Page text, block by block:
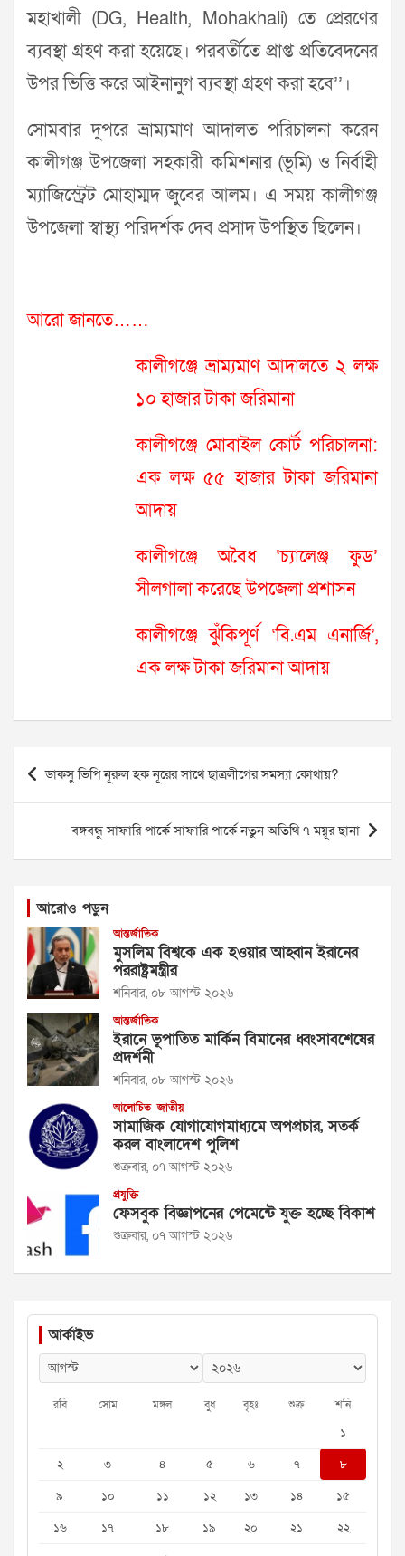
মহাখালী (DG, Health, Mohakhali) তে প্রেরণের
ব্যবস্থা গ্রহণ করা হয়েছে। পরবর্তীতে প্রাপ্ত প্রতিবেদনের
উপর ভিত্তি করে আইনানুগ ব্যবস্থা গ্রহণ করা হবে’’।
সোমবার দুপরে ভ্রাম্যমাণ আদালত পরিচালনা করেন
কালীগঞ্জ উপজেলা সহকারী কমিশনার (ভূমি) ও নির্বাহী
ম্যাজিস্ট্রেট মোহাম্মদ জুবের আলম। এ সময় কালীগঞ্জ
উপজেলা স্বাস্থ্য পরিদর্শক দেব প্রসাদ উপস্থিত ছিলেন।
আরো জানতে……
কালীগঞ্জে ভ্রাম্যমাণ আদালতে ২ লক্ষ
১০ হাজার টাকা জরিমানা
কালীগঞ্জে মোবাইল কোর্ট পরিচালনা:
এক লক্ষ ৫৫ হাজার টাকা জরিমানা
আদায়
কালীগঞ্জে অবৈধ ‘চ্যালেঞ্জ ফুড’
সীলগালা করেছে উপজেলা প্রশাসন
কালীগঞ্জে ঝুঁকিপূর্ণ ‘বি.এম এনার্জি’,
এক লক্ষ টাকা জরিমানা আদায়
Post
navigation
ডাকসু ভিপি নূরুল হক নূরের সাথে ছাত্রলীগের সমস্যা কোথায়?
বঙ্গবন্ধু সাফারি পার্কে সাফারি পার্কে নতুন অতিথি ৭ ময়ূর ছানা
আরোও পড়ুন
আন্তর্জাতিক
মুসলিম বিশ্বকে এক হওয়ার আহ্বান ইরানের
পররাষ্ট্রমন্ত্রীর
শনিবার, ০৮ আগস্ট ২০২৬
আন্তর্জাতিক
ইরানে ভূপাতিত মার্কিন বিমানের ধ্বংসাবশেষের
প্রদর্শনী
শনিবার, ০৮ আগস্ট ২০২৬
আলোচিত জাতীয়
সামাজিক যোগাযোগমাধ্যমে অপপ্রচার, সতর্ক
করল বাংলাদেশ পুলিশ
শুক্রবার, ০৭ আগস্ট ২০২৬
প্রযুক্তি
ফেসবুক বিজ্ঞাপনের পেমেন্টে যুক্ত হচ্ছে বিকাশ
শুক্রবার, ০৭ আগস্ট ২০২৬
আর্কাইভ
রবি সোম মঙ্গল বুধ বৃহঃ শুক্র শনি
১
২
৩ ৪ ৫ ৬ ৭
৮
৯
১০ ১১ ১২ ১৩ ১৪
১৫
১৬
১৭ ১৮ ১৯ ২০ ২১
২২